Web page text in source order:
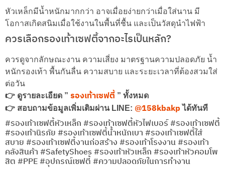
หัวเหล็กมีน้ำหนักมากกว่า อาจเมื่อยง่ายกว่าเมื่อใส่นาน มี
โอกาสเกิดสนิมเมื่อใช้งานในพื้นที่ชื้น และเป็นวัสดุนำไฟฟ้า
ควรเลือกรองเท้าเซฟตี้จากอะไรเป็นหลัก?
ควรดูจากลักษณะงาน ความเสี่ยง มาตรฐานความปลอดภัย น้ำ
หนักรองเท้า พื้นกันลื่น ความสบาย และระยะเวลาที่ต้องสวมใส่
ต่อวัน
👉 ดูรายละเอียด ” รองเท้าเซฟตี้ ” ทั้งหมด
👉 สอบถามข้อมูลเพิ่มเติมผ่าน LINE: @158kbakp ได้ทันที
#รองเท้าเซฟตี้หัวเหล็ก #รองเท้าเซฟตี้หัวไฟเบอร์ #รองเท้าเซฟตี้
#รองเท้านิรภัย #รองเท้าเซฟตี้น้ำหนักเบา #รองเท้าเซฟตี้ใส่
สบาย #รองเท้าเซฟตี้งานก่อสร้าง #รองเท้าโรงงาน #รองเท้า
คลังสินค้า #SafetyShoes #รองเท้าหัวเหล็ก #รองเท้าหัวคอมโพ
สิต #PPE #อุปกรณ์เซฟตี้ #ความปลอดภัยในการทำงาน